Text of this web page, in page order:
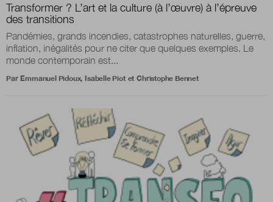
Transformer ? L’art et la culture (à l’œuvre) à l’épreuve
des transitions
Pandémies, grands incendies, catastrophes naturelles, guerre,
inflation, inégalités pour ne citer que quelques exemples. Le
monde contemporain est...
Par Emmanuel Pidoux, Isabelle Piot et Christophe Bennet